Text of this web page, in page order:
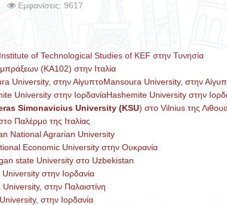
Εμφανίσεις: 9617
of Technological Studies of KEF στην Τυνησία
(ΚΑ102) στην Ιταλία
University, στην ΑίγυπτοMansoura University, στην
University στην ΙορδανίαHashemite University στην
Simonavicius University (KSU) στο Vilnius της
Παλέρμο της Ιταλίας
National Agrarian University
Economic University στην Ουκρανία
state University στο Uzbekistan
στην Ιορδανία
στην Παλαιστίνη
στην Ιορδανία